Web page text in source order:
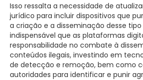
Isso ressalta a necessidade de
jurídico para incluir dispositivos que
a criação e a disseminação desse
indispensável que as plataformas
responsabilidade no combate à
conteúdos ilegais, investindo em
de detecção e remoção, bem como
autoridades para identificar e punir